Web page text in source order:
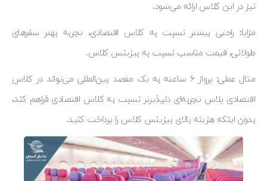
نیز در این کلاس ارائه می‌شود.
مزایا: راحتی بیشتر نسبت به کلاس اقتصادی، تجربه بهتر سفرهای
طولانی، قیمت مناسب نسبت به بیزینس کلاس.
مثال عملی: پرواز ۶ ساعته به یک مقصد بین‌المللی می‌تواند در کلاس
اقتصادی پلاس تجربه‌ای دلپذیرتر نسبت به کلاس اقتصادی فراهم کند،
بدون اینکه هزینه بالای بیزینس کلاس را پرداخت کنید.